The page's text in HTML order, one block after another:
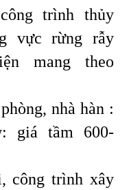
trình thủy
vực rừng rẫy
mang theo
nhà hàn :
giá tầm 600-
công trình xây